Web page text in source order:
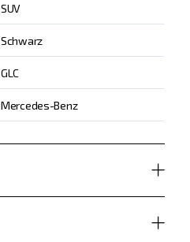
SUV
Schwarz
GLC
Mercedes-Benz